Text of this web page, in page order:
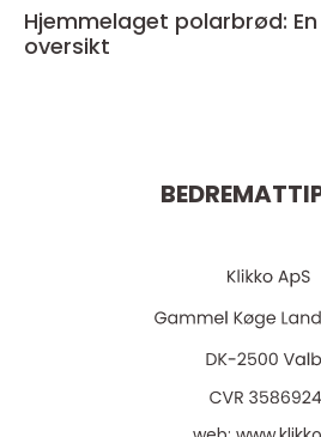
Hjemmelaget polarbrød:
oversikt